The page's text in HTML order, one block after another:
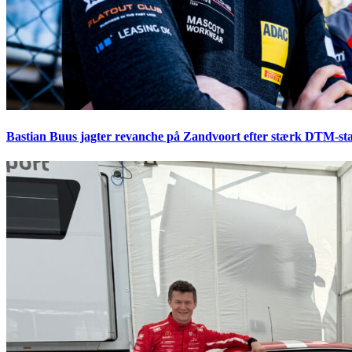
Bastian Buus jagter revanche på Zandvoort efter stærk DTM-